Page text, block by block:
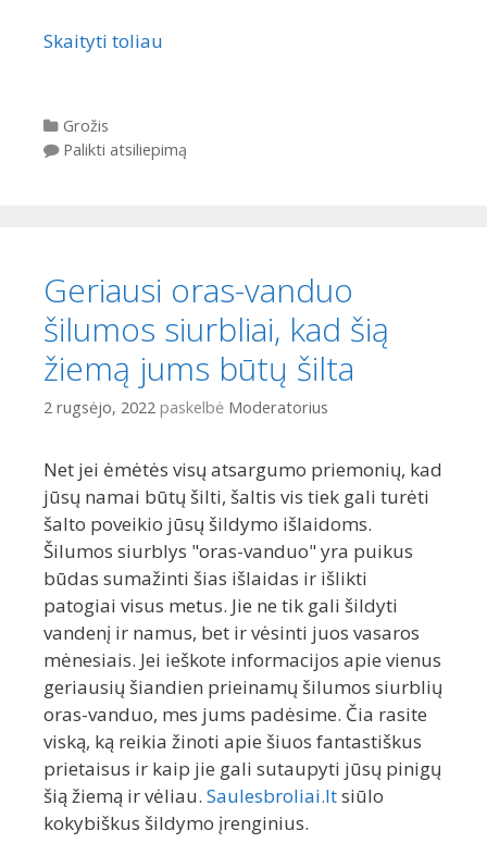
Skaityti toliau
Kategorijos
Grožis
Palikti atsiliepimą
Geriausi oras-vanduo
šilumos siurbliai, kad šią
žiemą jums būtų šilta
2 rugsėjo, 2022 paskelbė Moderatorius
Net jei ėmėtės visų atsargumo priemonių, kad
jūsų namai būtų šilti, šaltis vis tiek gali turėti
šalto poveikio jūsų šildymo išlaidoms.
Šilumos siurblys "oras-vanduo" yra puikus
būdas sumažinti šias išlaidas ir išlikti
patogiai visus metus. Jie ne tik gali šildyti
vandenį ir namus, bet ir vėsinti juos vasaros
mėnesiais. Jei ieškote informacijos apie vienus
geriausių šiandien prieinamų šilumos siurblių
oras-vanduo, mes jums padėsime. Čia rasite
viską, ką reikia žinoti apie šiuos fantastiškus
prietaisus ir kaip jie gali sutaupyti jūsų pinigų
šią žiemą ir vėliau. Saulesbroliai.ltsiūlo
kokybiškus šildymo įrenginius.